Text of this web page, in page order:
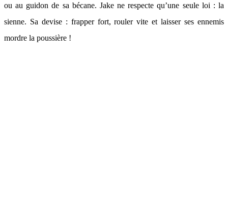
ou au guidon de sa bécane. Jake ne respecte qu’une seule loi : la
sienne. Sa devise : frapper fort, rouler vite et laisser ses ennemis
mordre la poussière !